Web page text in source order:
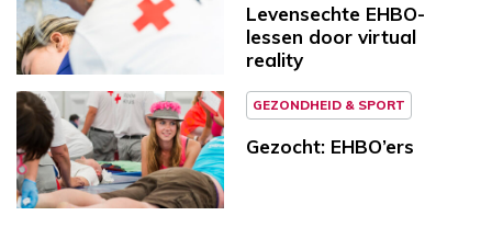
Levensechte EHBO-
lessen door virtual
reality
GEZONDHEID & SPORT
Gezocht: EHBO’ers